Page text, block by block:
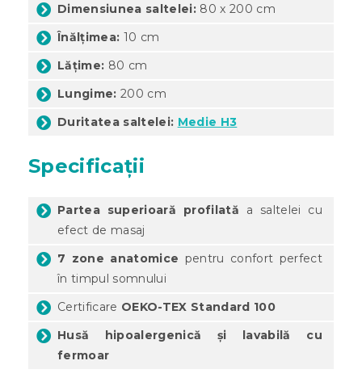
Dimensiunea saltelei: 80 x 200 cm
Înălțimea: 10 cm
Lățime: 80 cm
Lungime: 200 cm
Duritatea saltelei: Medie H3
Specificații
Partea superioară profilată a saltelei cu
efect de masaj
7 zone anatomice pentru confort perfect
în timpul somnului
Certificare OEKO-TEX Standard 100
Husă hipoalergenică și lavabilă cu
fermoar